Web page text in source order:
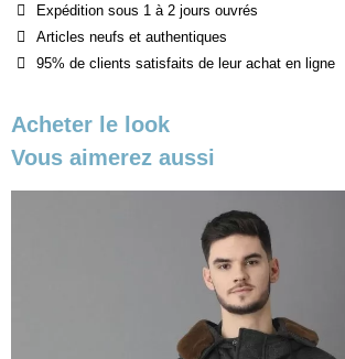
Expédition sous 1 à 2 jours ouvrés
Articles neufs et authentiques
95% de clients satisfaits de leur achat en ligne
Acheter le look
Vous aimerez aussi